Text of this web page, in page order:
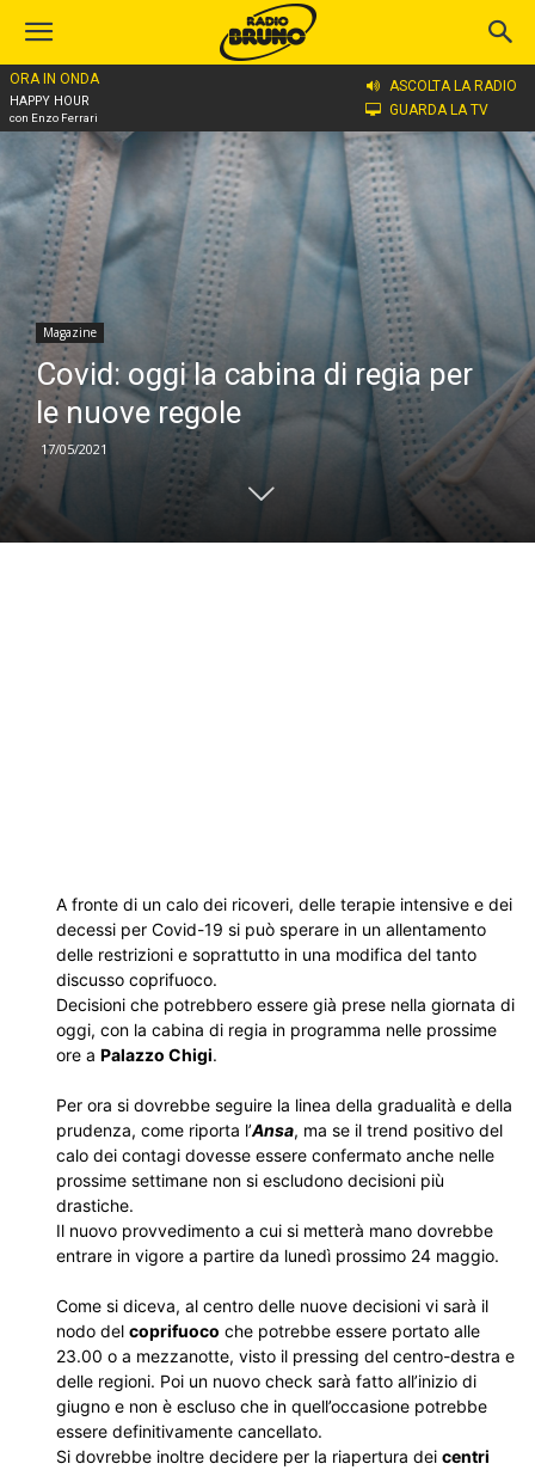
ORA IN ONDA
HAPPY HOUR
con Enzo Ferrari
ASCOLTA LA RADIO
GUARDA LA TV
Home
Magazine
Covid: oggi la cabina di regia per
le nuove regole
17/05/2021
A fronte di un calo dei ricoveri, delle terapie intensive e dei
decessi per Covid-19 si può sperare in un allentamento
delle restrizioni e soprattutto in una modifica del tanto
discusso coprifuoco.
Decisioni che potrebbero essere già prese nella giornata di
oggi, con la cabina di regia in programma nelle prossime
ore a Palazzo Chigi.
Per ora si dovrebbe seguire la linea della gradualità e della
prudenza, come riporta l’Ansa, ma se il trend positivo del
calo dei contagi dovesse essere confermato anche nelle
prossime settimane non si escludono decisioni più
drastiche.
Il nuovo provvedimento a cui si metterà mano dovrebbe
entrare in vigore a partire da lunedì prossimo 24 maggio.
Come si diceva, al centro delle nuove decisioni vi sarà il
nodo del coprifuoco che potrebbe essere portato alle
23.00 o a mezzanotte, visto il pressing del centro-destra e
delle regioni. Poi un nuovo check sarà fatto all’inizio di
giugno e non è escluso che in quell’occasione potrebbe
essere definitivamente cancellato.
Si dovrebbe inoltre decidere per la riapertura dei centri